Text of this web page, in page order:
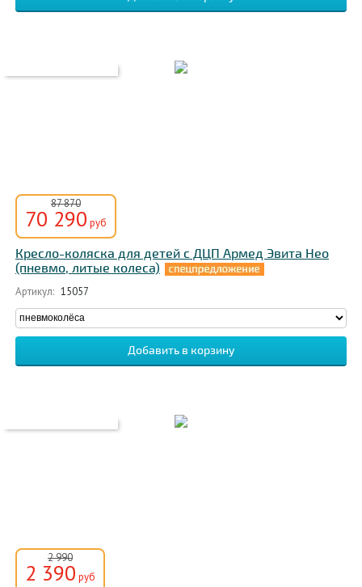
87 870
70 290 руб
Кресло-коляска для детей с ДЦП Армед Эвита Нео
(пневмо, литые колеса)
Артикул: 15057
2 990
2 390 руб